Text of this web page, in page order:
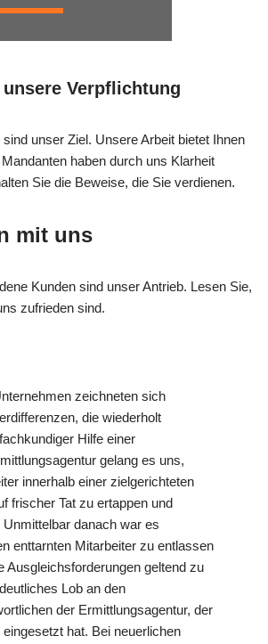
Verpflichtung
unser Ziel. Unsere Arbeit bietet Ihnen
haben durch uns Klarheit
Sie die Beweise, die Sie verdienen.
mit uns
Kunden sind unser Antrieb. Lesen Sie,
zufrieden sind.
zeichneten sich
die wiederholt
Hilfe einer
gelang es uns,
innerhalb einer zielgerichteten
frischer Tat zu ertappen und
danach war es
enttarnten Mitarbeiter zu entlassen
Ausgleichsforderungen geltend zu
Lob an den
der Ermittlungsagentur, der
hat. Bei neuerlichen